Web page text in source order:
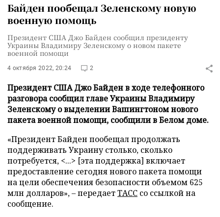
Байден пообещал Зеленскому новую
военную помощь
Президент США Джо Байден сообщил президенту
Украины Владимиру Зеленскому о новом пакете
военной помощи
4 октября 2022, 20:24 2
Президент США Джо Байден в ходе телефонного
разговора сообщил главе Украины Владимиру
Зеленскому о выделении Вашингтоном нового
пакета военной помощи, сообщили в Белом доме.
«Президент Байден пообещал продолжать
поддерживать Украину столько, сколько
потребуется, <...> [эта поддержка] включает
предоставление сегодня нового пакета помощи
на цели обеспечения безопасности объемом 625
млн долларов», – передаетТАСС со ссылкой на
сообщение.